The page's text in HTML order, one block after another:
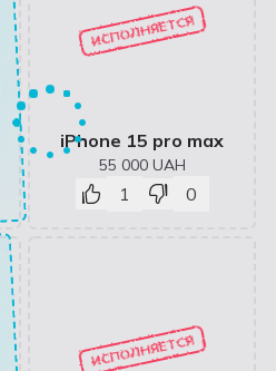
ИСПОЛНЯЕТСЯ
iPhone 15 pro max
55 000 UAH
1 0
ИСПОЛНЯЕТСЯ